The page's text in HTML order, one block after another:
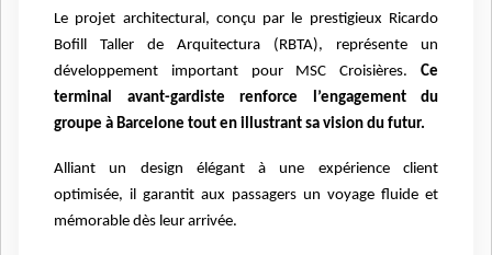
Le projet architectural, conçu par le prestigieux Ricardo
Bofill Taller de Arquitectura (RBTA), représente un
développement important pour MSC Croisières. Ce
terminal avant-gardiste renforce l’engagement du
groupe à Barcelone tout en illustrant sa vision du futur.
Alliant un design élégant à une expérience client
optimisée, il garantit aux passagers un voyage fluide et
mémorable dès leur arrivée.